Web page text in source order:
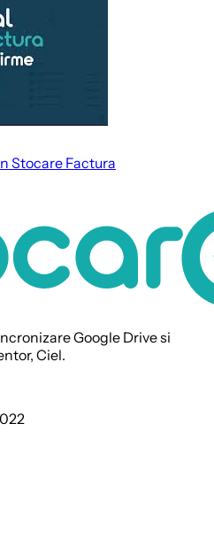
Stocare Factura
Google Drive si
Ciel.